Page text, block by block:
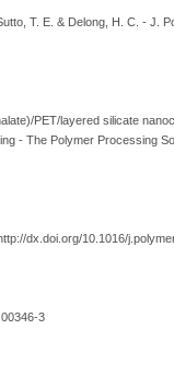
T. E. & Delong, H. C. - J.
PET/layered silicate
- The Polymer Processing
dx.doi.org/10.1016/
3